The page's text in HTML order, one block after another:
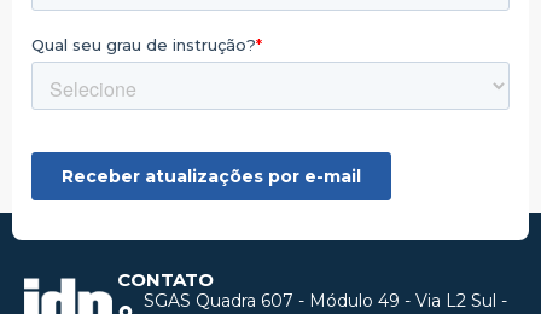
CONTATO
SGAS Quadra 607 - Módulo 49 - Via L2 Sul -